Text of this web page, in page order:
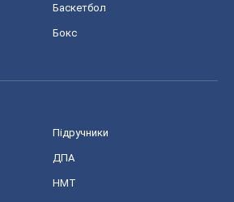
Баскетбол
Бокс
Підручники
ДПА
НМТ